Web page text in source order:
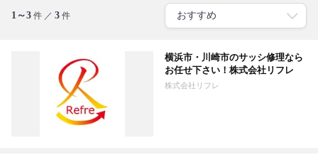
1～3 件 ／ 3 件
横浜市・川崎市のサッシ修理なら
お任せ下さい！株式会社リフレ
株式会社リフレ